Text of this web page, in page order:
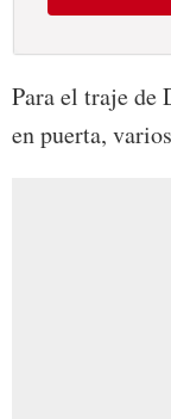
Para el traje de
en puerta,